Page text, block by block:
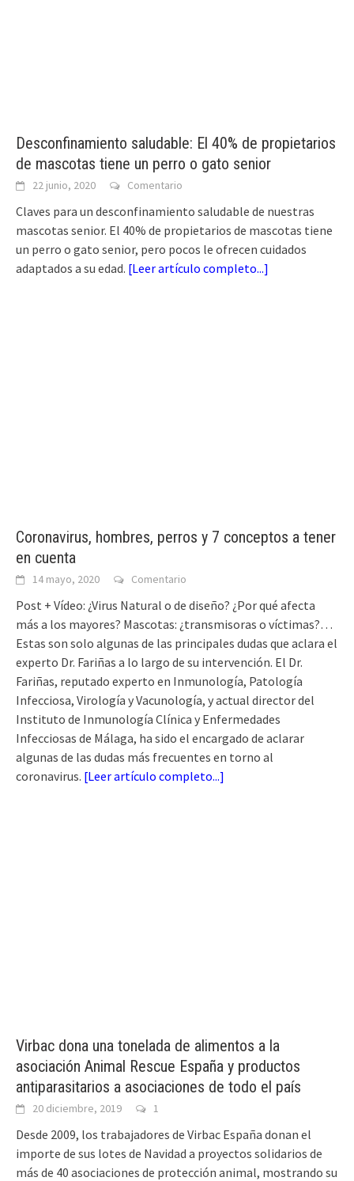
Desconfinamiento saludable: El 40% de propietarios
de mascotas tiene un perro o gato senior
22 junio, 2020 Comentario
Claves para un desconfinamiento saludable de nuestras
mascotas senior. El 40% de propietarios de mascotas tiene
un perro o gato senior, pero pocos le ofrecen cuidados
adaptados a su edad. [Leer artículo completo...]
Coronavirus, hombres, perros y 7 conceptos a tener
en cuenta
14 mayo, 2020 Comentario
Post + Vídeo: ¿Virus Natural o de diseño? ¿Por qué afecta
más a los mayores? Mascotas: ¿transmisoras o víctimas?…
Estas son solo algunas de las principales dudas que aclara el
experto Dr. Fariñas a lo largo de su intervención. El Dr.
Fariñas, reputado experto en Inmunología, Patología
Infecciosa, Virología y Vacunología, y actual director del
Instituto de Inmunología Clínica y Enfermedades
Infecciosas de Málaga, ha sido el encargado de aclarar
algunas de las dudas más frecuentes en torno al
coronavirus. [Leer artículo completo...]
Virbac dona una tonelada de alimentos a la
asociación Animal Rescue España y productos
antiparasitarios a asociaciones de todo el país
20 diciembre, 2019 1
Desde 2009, los trabajadores de Virbac España donan el
importe de sus lotes de Navidad a proyectos solidarios de
más de 40 asociaciones de protección animal, mostrando su